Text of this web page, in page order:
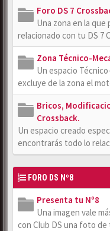
Foro DS 7
Una zona en la
relacionado con tu DS 7
Zona Técnico-
Un espacio
excluye de la zona el
Bricos,
Crossback.
Un espacio creado
encontrarás todo lo
FORO DS Nº8
Presenta tu Nº8
Una imagen vale
con Club DS una foto de